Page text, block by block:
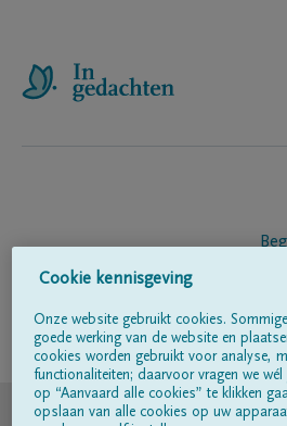
Volg ons op
© DELA
Cookie kennisgeving
Onze website gebruikt cookies.
goede werking van de website en
cookies worden gebruikt voor analyse,
functionaliteiten; daarvoor vragen we
op “Aanvaard alle cookies” te klikken
opslaan van alle cookies op uw